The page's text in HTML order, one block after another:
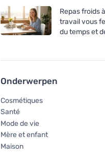
Repas froids
travail vous
du temps et
Onderwerpen
Cosmétiques
Santé
Mode de vie
Mère et enfant
Maison